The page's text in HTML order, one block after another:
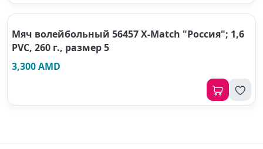
Мяч волейбольный 56457 X-Match "Россия"; 1,6
PVC, 260 г., размер 5
3,300 AMD